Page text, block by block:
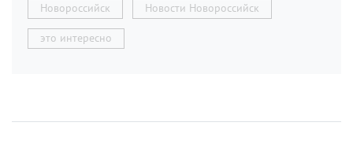
Новороссийск Новости Новороссийск
это интересно